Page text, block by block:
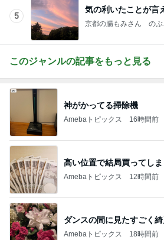
5
気の利いたことが言
京都の腸もみさん のぶ
このジャンルの記事をもっと見る
神がかってる掃除機
Amebaトピックス 16時間前
高い位置で結局買ってし
Amebaトピックス 12時間前
ダンスの間に見たすごく
Amebaトピックス 18時間前